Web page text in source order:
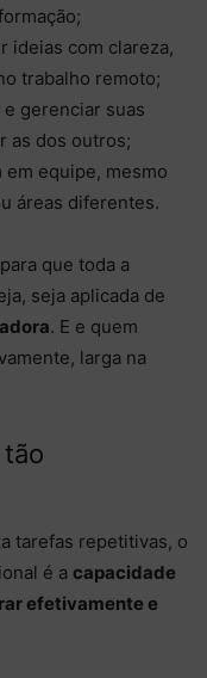
ideias com clareza,
trabalho remoto;
gerenciar suas
as dos outros;
em equipe, mesmo
áreas diferentes.
que toda a
seja aplicada de
. E e quem
larga na
tarefas repetitivas, o
é a capacidade
efetivamente e